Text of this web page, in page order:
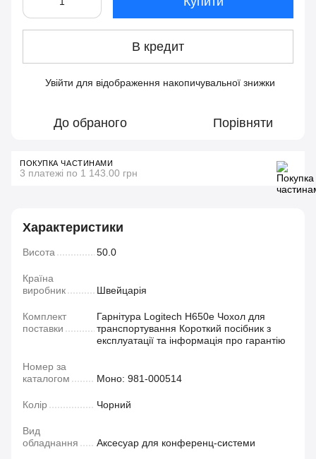
В кредит
Увійти для відображення накопичувальної знижки
До обраного Порівняти
ПОКУПКА ЧАСТИНАМИ
3 платежі по 1 143.00 грн
Характеристики
Висота 50.0
Країна
виробник
Швейцарія
Комплект
поставки
Гарнітура Logitech H650e Чохол для
транспортування Короткий посібник з
експлуатації та інформація про гарантію
Номер за
каталогом
Моно: 981-000514
Колір Чорний
Вид
обладнання
Аксесуар для конференц-системи